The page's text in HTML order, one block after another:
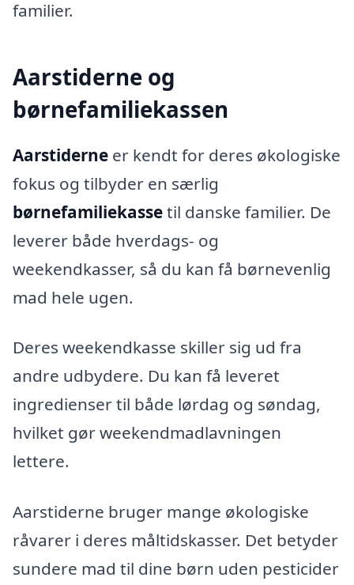
familier.
Aarstiderne og
børnefamiliekassen
Aarstiderne er kendt for deres økologiske
fokus og tilbyder en særlig
børnefamiliekassetil danske familier. De
leverer både hverdags- og
weekendkasser, så du kan få børnevenlig
mad hele ugen.
Deres weekendkasse skiller sig ud fra
andre udbydere. Du kan få leveret
ingredienser til både lørdag og søndag,
hvilket gør weekendmadlavningen
lettere.
Aarstiderne bruger mange økologiske
råvarer i deres måltidskasser. Det betyder
sundere mad til dine børn uden pesticider